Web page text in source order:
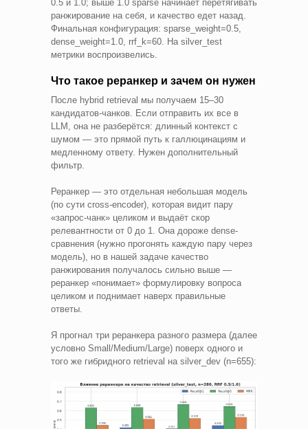
0.5 и 1.0; выше 1.0 sparse начинает перетягивать
ранжирование на себя, и качество едет назад.
Финальная конфигурация: sparse_weight=0.5,
dense_weight=1.0, rrf_k=60. На silver_test
метрики воспроизвелись.
Что такое реранкер и зачем он нужен
После hybrid retrieval мы получаем 15–30
кандидатов-чанков. Если отправить их все в
LLM, она не разберётся: длинный контекст с
шумом — это прямой путь к галлюцинациям и
медленному ответу. Нужен дополнительный
фильтр.
Реранкер — это отдельная небольшая модель
(по сути cross-encoder), которая видит пару
«запрос-чанк» целиком и выдаёт скор
релевантности от 0 до 1. Она дороже dense-
сравнения (нужно прогонять каждую пару через
модель), но в нашей задаче качество
ранжирования получалось сильно выше —
реранкер «понимает» формулировку вопроса
целиком и поднимает наверх правильные
ответы.
Я прогнал три реранкера разного размера (далее
условно Small/Medium/Large) поверх одного и
того же гибридного retrieval на silver_dev (n=655):